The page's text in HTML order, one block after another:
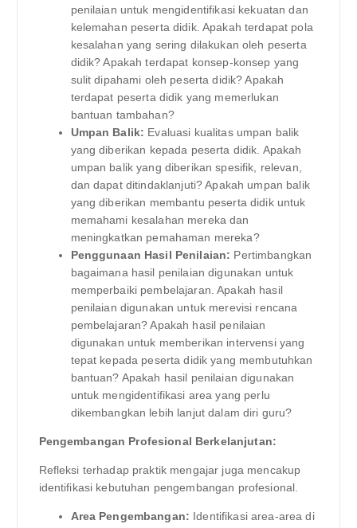
penilaian untuk mengidentifikasi kekuatan dan
kelemahan peserta didik. Apakah terdapat pola
kesalahan yang sering dilakukan oleh peserta
didik? Apakah terdapat konsep-konsep yang
sulit dipahami oleh peserta didik? Apakah
terdapat peserta didik yang memerlukan
bantuan tambahan?
Umpan Balik: Evaluasi kualitas umpan balik
yang diberikan kepada peserta didik. Apakah
umpan balik yang diberikan spesifik, relevan,
dan dapat ditindaklanjuti? Apakah umpan balik
yang diberikan membantu peserta didik untuk
memahami kesalahan mereka dan
meningkatkan pemahaman mereka?
Penggunaan Hasil Penilaian: Pertimbangkan
bagaimana hasil penilaian digunakan untuk
memperbaiki pembelajaran. Apakah hasil
penilaian digunakan untuk merevisi rencana
pembelajaran? Apakah hasil penilaian
digunakan untuk memberikan intervensi yang
tepat kepada peserta didik yang membutuhkan
bantuan? Apakah hasil penilaian digunakan
untuk mengidentifikasi area yang perlu
dikembangkan lebih lanjut dalam diri guru?
Pengembangan Profesional Berkelanjutan:
Refleksi terhadap praktik mengajar juga mencakup
identifikasi kebutuhan pengembangan profesional.
Area Pengembangan: Identifikasi area-area di